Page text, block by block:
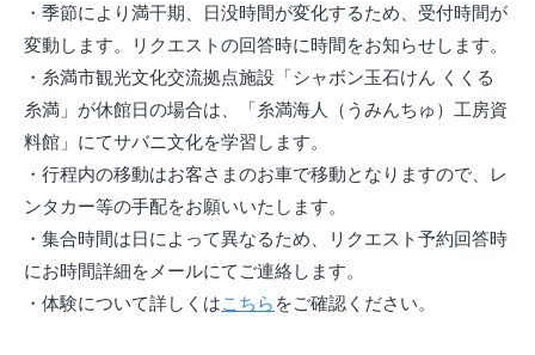
・季節により満干期、日没時間が変化するため、受付時間が
変動します。リクエストの回答時に時間をお知らせします。
・糸満市観光文化交流拠点施設「シャボン玉石けん くくる
糸満」が休館日の場合は、「糸満海人（うみんちゅ）工房資
料館」にてサバニ文化を学習します。
・行程内の移動はお客さまのお車で移動となりますので、レ
ンタカー等の手配をお願いいたします。
・集合時間は日によって異なるため、リクエスト予約回答時
にお時間詳細をメールにてご連絡します。
・体験について詳しくはこちら をご確認ください。